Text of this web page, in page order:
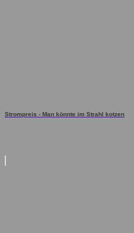
Strompreis - Man könnte im Strahl kotzen